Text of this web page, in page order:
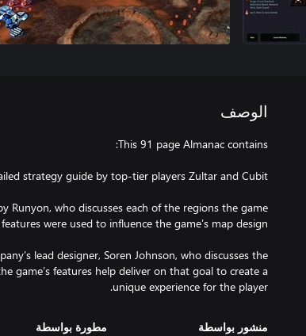
الوصف
Runyon, who discusses each of the regions the game
lead designer, Soren Johnson, who discusses the
game’s features help deliver on that goal to create a
unique experience for the player.
منشور بواسطة مطورة بواسطة